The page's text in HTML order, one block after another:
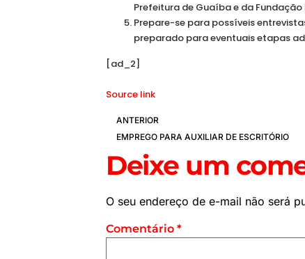
Prefeitura de Guaíba e da Fundação
Prepare-se para possíveis
preparado para eventuais etapas
[ad_2]
Source link
ANTERIOR
EMPREGO PARA AUXILIAR DE ESCRITÓRIO
Deixe um
O seu endereço de e-mail não será
Comentário *